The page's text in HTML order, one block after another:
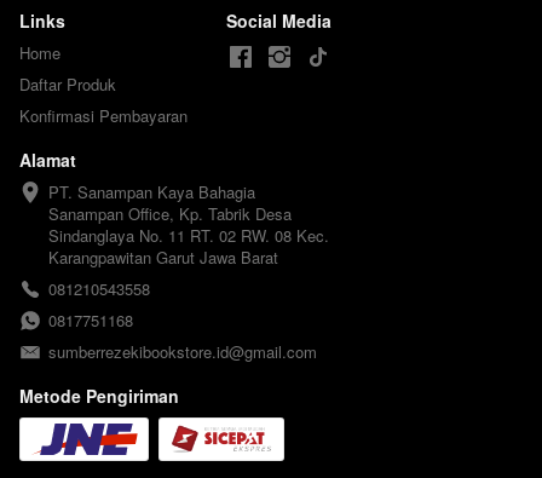
Links
Home
Daftar Produk
Konfirmasi Pembayaran
Social Media
Alamat
PT. Sanampan Kaya Bahagia
Sanampan Office, Kp. Tabrik Desa
Sindanglaya No. 11 RT. 02 RW. 08 Kec.
Karangpawitan Garut Jawa Barat
081210543558
0817751168
sumberrezekibookstore.id@gmail.com
Metode Pengiriman